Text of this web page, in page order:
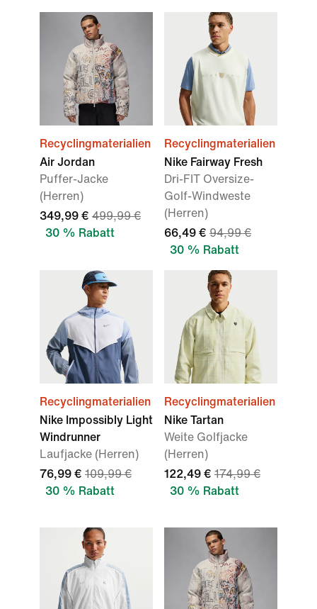
Recyclingmaterialien
Air Jordan
Puffer-Jacke
(Herren)
349,99 € 499,99 €
30 % Rabatt
Recyclingmaterialien
Nike Fairway Fresh
Dri-FIT Oversize-
Golf-Windweste
(Herren)
66,49 € 94,99 €
30 % Rabatt
Recyclingmaterialien
Nike Impossibly Light
Windrunner
Laufjacke (Herren)
76,99 € 109,99 €
30 % Rabatt
Recyclingmaterialien
Nike Tartan
Weite Golfjacke
(Herren)
122,49 € 174,99 €
30 % Rabatt